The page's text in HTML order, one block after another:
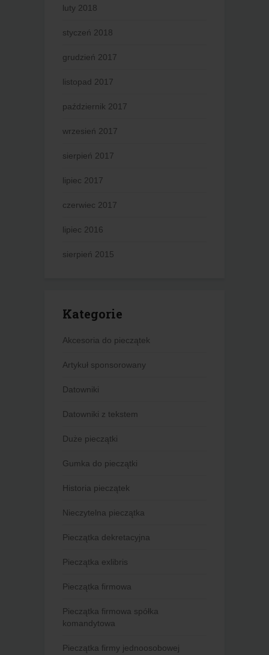
luty 2018
styczeń 2018
grudzień 2017
listopad 2017
październik 2017
wrzesień 2017
sierpień 2017
lipiec 2017
czerwiec 2017
lipiec 2016
sierpień 2015
Kategorie
Akcesoria do pieczątek
Artykuł sponsorowany
Datowniki
Datowniki z tekstem
Duże pieczątki
Gumka do pieczątki
Historia pieczątek
Nieczytelna pieczątka
Pieczątka dekretacyjna
Pieczątka exlibris
Pieczątka firmowa
Pieczątka firmowa spółka
komandytowa
Pieczątka firmy jednoosobowej